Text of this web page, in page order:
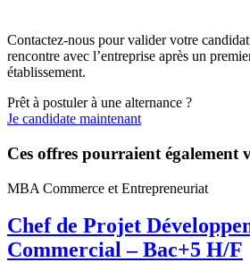
Contactez-nous pour valider votre
rencontre avec l’entreprise après un
établissement.
Prêt à postuler à une alternance ?
Je candidate maintenant
Ces offres pourraient également
MBA Commerce et Entrepreneuriat
Chef de Projet
Commercial – Bac+5 H/F